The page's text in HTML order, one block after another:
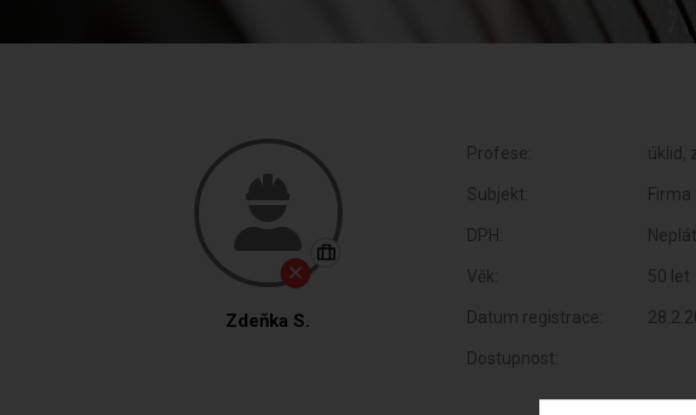
Zdeňka S.
Profese: úklid,
Subjekt: Firma
DPH:
Věk: 50 let
Datum registrace:
Dostupnost: